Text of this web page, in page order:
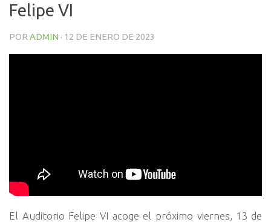
Felipe VI
POR ADMIN · 12 DE ENERO DE 2023
El Auditorio Felipe VI acoge el próximo viernes, 13 de